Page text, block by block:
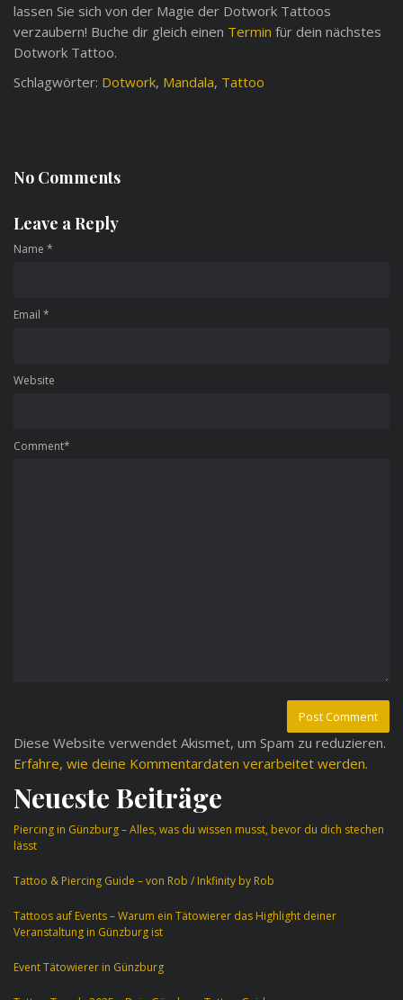
lassen Sie sich von der Magie der Dotwork Tattoos
verzaubern! Buche dir gleich einen Termin für dein nächstes
Dotwork Tattoo.
Schlagwörter: Dotwork, Mandala, Tattoo
No Comments
Leave a Reply
Name *
Email *
Website
Comment*
Diese Website verwendet Akismet, um Spam zu reduzieren.
Erfahre, wie deine Kommentardaten verarbeitet werden.
Neueste Beiträge
Piercing in Günzburg – Alles, was du wissen musst, bevor du dich stechen
lässt
Tattoo & Piercing Guide – von Rob / Inkfinity by Rob
Tattoos auf Events – Warum ein Tätowierer das Highlight deiner
Veranstaltung in Günzburg ist
Event Tätowierer in Günzburg